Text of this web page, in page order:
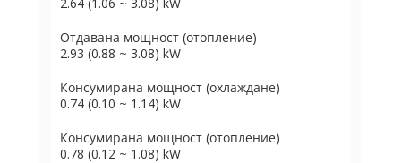
Отдавана мощност (отопление)
2.93 (0.88 ~ 3.08) kW
Консумирана мощност (охлаждане)
0.74 (0.10 ~ 1.14) kW
Консумирана мощност (отопление)
0.78 (0.12 ~ 1.08) kW